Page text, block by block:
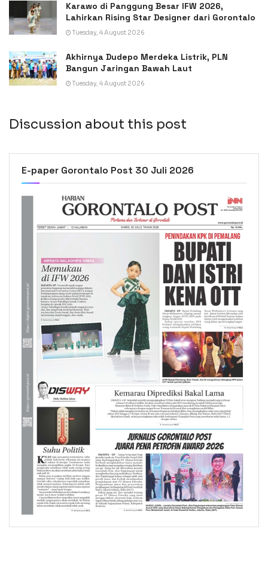
Karawo di Panggung Besar IFW 2026,
Lahirkan Rising Star Designer dari Gorontalo
Tuesday, 4 August 2026
Akhirnya Dudepo Merdeka Listrik, PLN
Bangun Jaringan Bawah Laut
Tuesday, 4 August 2026
Discussion about this post
E-paper Gorontalo Post 30 Juli 2026